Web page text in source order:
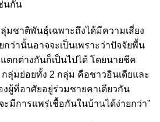
นกัน
มชาติพันธุ์เฉพาะถึงได้มีความเสี่ยง
กว่านั้นอาจจะเป็นเพราะว่าปัจจัยพื้น
กต่างกันก็เป็นไปได้ โดยนายชีค
กลุ่มย่อยทั้ง 2 กลุ่ม คือชาวอินเดียและ
ผู้ที่อาศัยอยู่ร่วมชายคาเดียวกัน
มีการแพร่เชื้อกันในบ้านได้ง่ายกว่า”